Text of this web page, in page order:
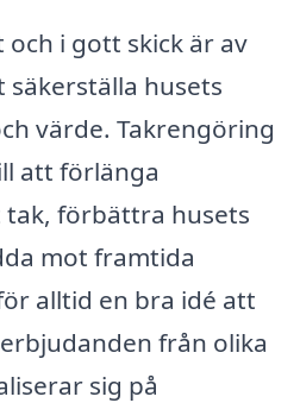
i gott skick är av
husets
värde. Takrengöring
att förlänga
förbättra husets
mot framtida
alltid en bra idé att
från olika
sig på